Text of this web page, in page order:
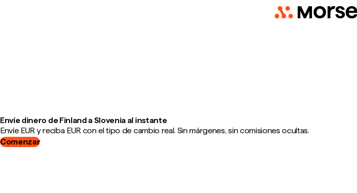
Envíe dinero de Finland a Slovenia al instante
Envíe EUR y reciba EUR con el tipo de cambio real. Sin márgenes, sin comisiones ocultas.
Comenzar